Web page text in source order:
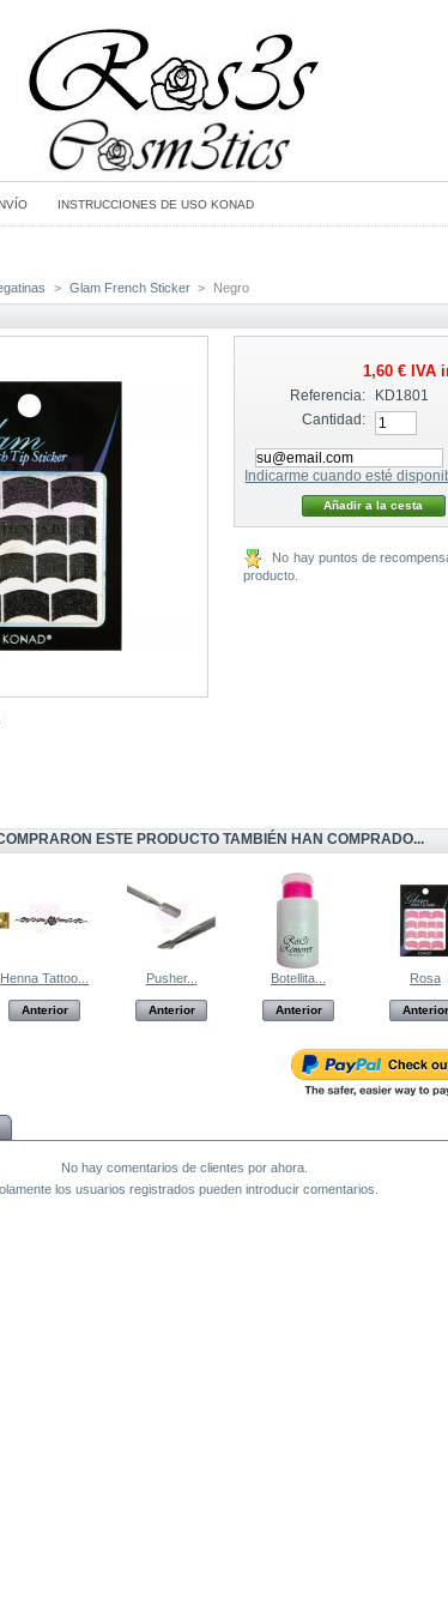
INSTRUCCIONES DE USO KONAD
> Glam French Sticker > Negro
1,60 €IVA
Referencia:
KD1801
Cantidad:
Indicarme cuando esté
No hay puntos de
producto.
ESTE PRODUCTO TAMBIÉN HAN COMPRADO...
Henna Tattoo...
Anterior
Pusher...
Anterior
Botellita...
Anterior
Rosa
Anterior
No hay comentarios de clientes por ahora.
los usuarios registrados pueden introducir comentarios.